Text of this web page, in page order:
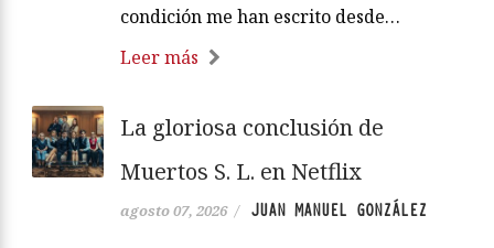
condición me han escrito desde…
Leer más
La gloriosa conclusión de
Muertos S. L. en Netflix
agosto 07, 2026 / JUAN MANUEL GONZÁLEZ